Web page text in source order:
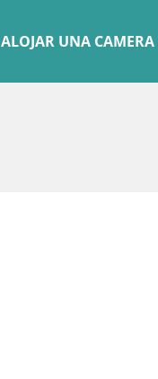
ALOJAR UNA CAMERA